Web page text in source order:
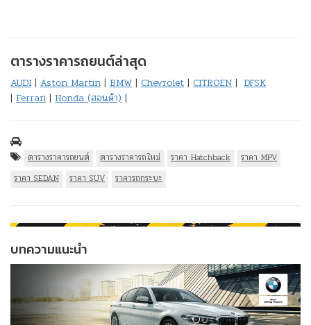
ตารางราคารถยนต์ล่าสุด
AUDI | Aston Martin | BMW | Chevrolet | CITROEN | DFSK
| Ferrari | Honda (ฮอนด้า) |
ตารางราคารถยนต์ ตารางราคารถใหม่ ราคา Hatchback
ราคา MPV
ราคา SEDAN
ราคา SUV ราคารถกระบะ
บทความแนะนำ